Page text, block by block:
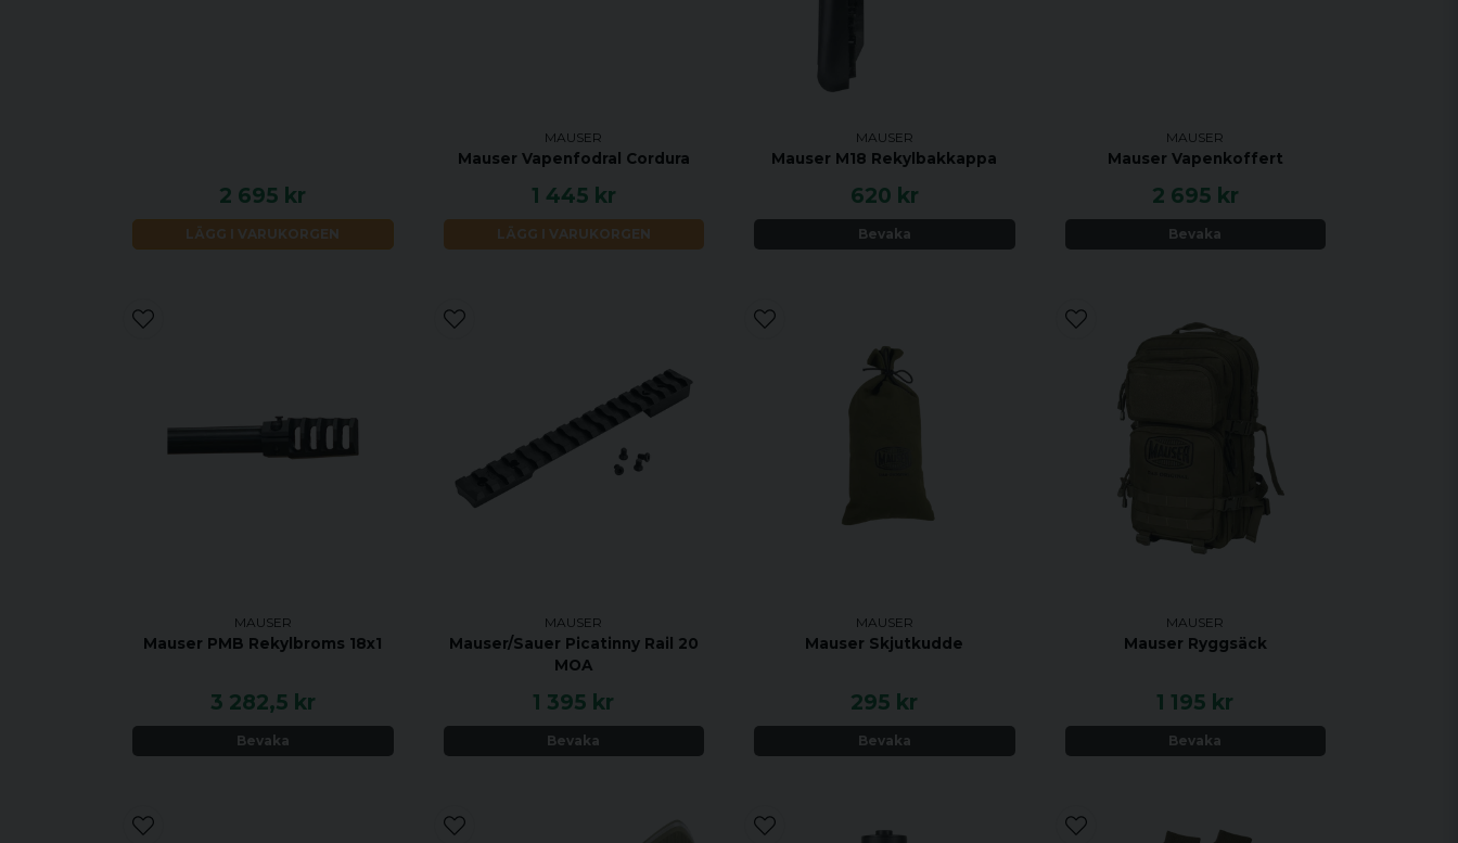
2 695 kr
LÄGG I VARUKORGEN
MAUSER
Mauser Vapenfodral Cordura
1 445 kr
LÄGG I VARUKORGEN
MAUSER
Mauser M18 Rekylbakkappa
620 kr
Bevaka
MAUSER
Mauser Vapenkoffert
2 695 kr
Bevaka
MAUSER
Mauser PMB Rekylbroms 18x1
3 282,5 kr
Bevaka
MAUSER
Mauser/Sauer Picatinny Rail 20
MOA
1 395 kr
Bevaka
MAUSER
Mauser Skjutkudde
295 kr
Bevaka
MAUSER
Mauser Ryggsäck
1 195 kr
Bevaka